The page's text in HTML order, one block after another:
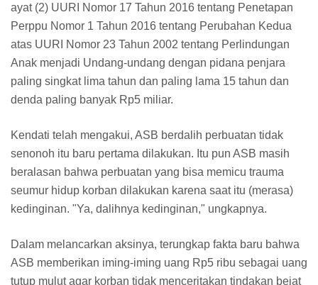
ayat (2) UURI Nomor 17 Tahun 2016 tentang Penetapan
Perppu Nomor 1 Tahun 2016 tentang Perubahan Kedua
atas UURI Nomor 23 Tahun 2002 tentang Perlindungan
Anak menjadi Undang-undang dengan pidana penjara
paling singkat lima tahun dan paling lama 15 tahun dan
denda paling banyak Rp5 miliar.
Kendati telah mengakui, ASB berdalih perbuatan tidak
senonoh itu baru pertama dilakukan. Itu pun ASB masih
beralasan bahwa perbuatan yang bisa memicu trauma
seumur hidup korban dilakukan karena saat itu (merasa)
kedinginan. "Ya, dalihnya kedinginan," ungkapnya.
Dalam melancarkan aksinya, terungkap fakta baru bahwa
ASB memberikan iming-iming uang Rp5 ribu sebagai uang
tutup mulut agar korban tidak menceritakan tindakan bejat